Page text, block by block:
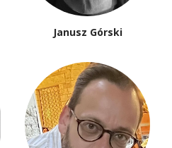
Janusz Górski